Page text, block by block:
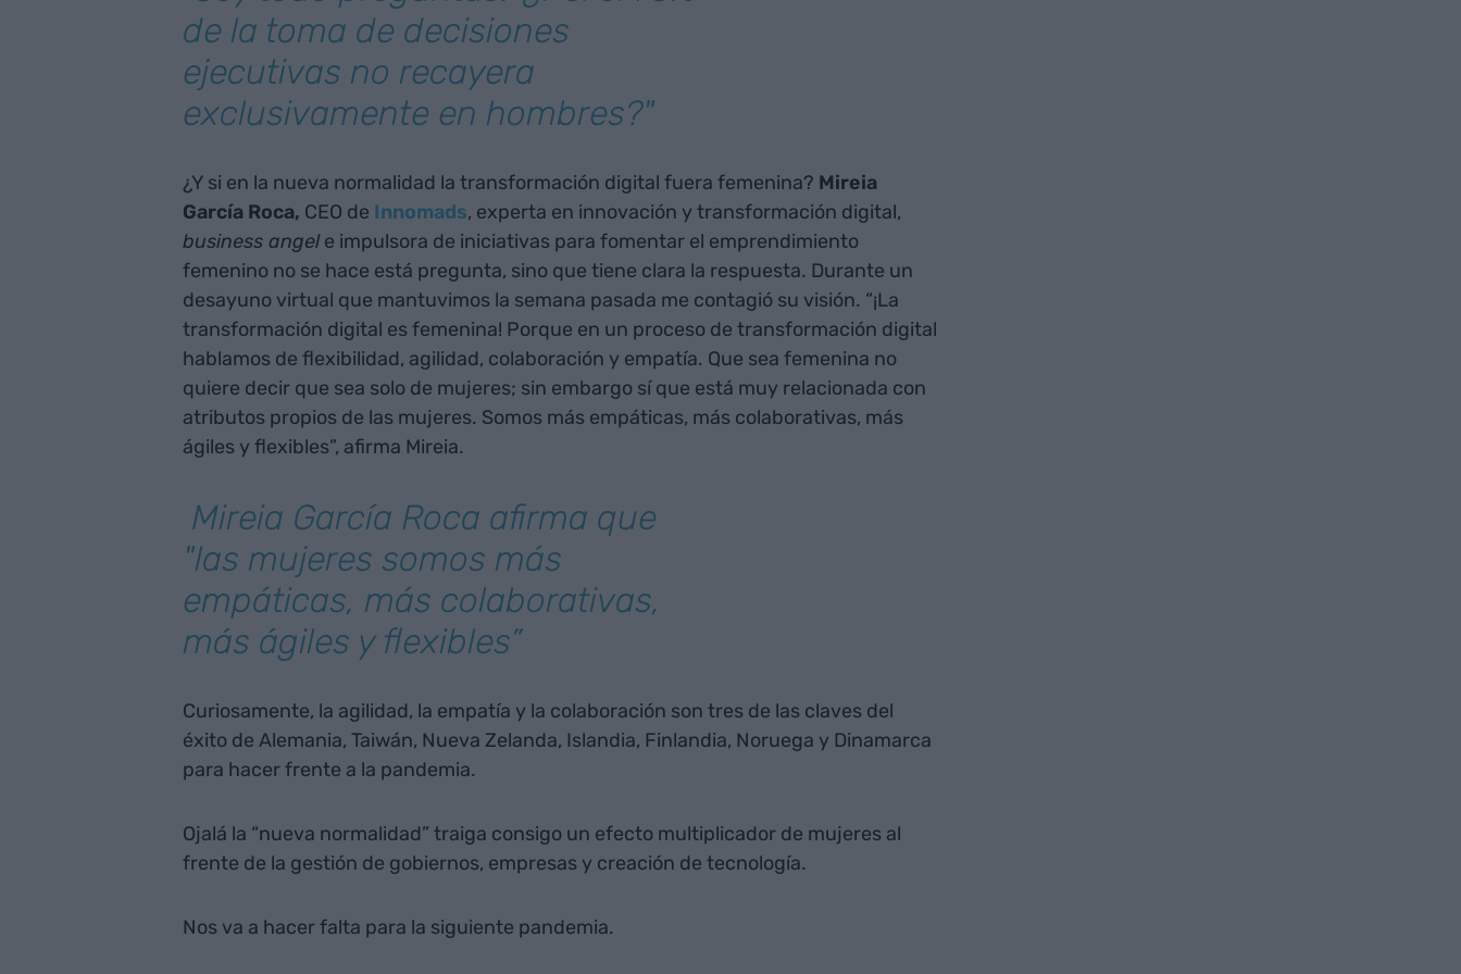
de la toma de decisiones
ejecutivas no recayera
exclusivamente en hombres?"
¿Y si en la nueva normalidad la transformación digital fuera femenina? Mireia
García Roca, CEO de Innomads, experta en innovación y transformación digital,
business angele impulsora de iniciativas para fomentar el emprendimiento
femenino no se hace está pregunta, sino que tiene clara la respuesta. Durante un
desayuno virtual que mantuvimos la semana pasada me contagió su visión. “¡La
transformación digital es femenina! Porque en un proceso de transformación digital
hablamos de flexibilidad, agilidad, colaboración y empatía. Que sea femenina no
quiere decir que sea solo de mujeres; sin embargo sí que está muy relacionada con
atributos propios de las mujeres. Somos más empáticas, más colaborativas, más
ágiles y flexibles”, afirma Mireia.
Mireia García Roca afirma que
"las mujeres somos más
empáticas, más colaborativas,
más ágiles y flexibles”
Curiosamente, la agilidad, la empatía y la colaboración son tres de las claves del
éxito de Alemania, Taiwán, Nueva Zelanda, Islandia, Finlandia, Noruega y Dinamarca
para hacer frente a la pandemia.
Ojalá la “nueva normalidad” traiga consigo un efecto multiplicador de mujeres al
frente de la gestión de gobiernos, empresas y creación de tecnología.
Nos va a hacer falta para la siguiente pandemia.